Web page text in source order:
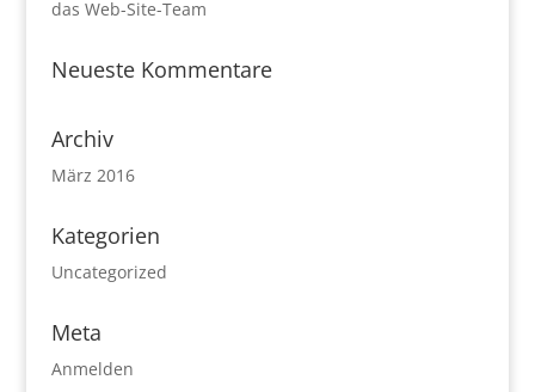
das Web-Site-Team
Neueste Kommentare
Archiv
März 2016
Kategorien
Uncategorized
Meta
Anmelden